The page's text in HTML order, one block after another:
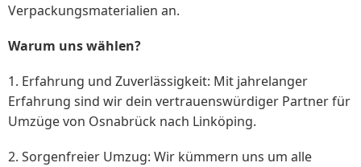
Verpackungsmaterialien an.
Warum uns wählen?
1. Erfahrung und Zuverlässigkeit: Mit jahrelanger
Erfahrung sind wir dein vertrauenswürdiger Partner für
Umzüge von Osnabrück nach Linköping.
2. Sorgenfreier Umzug: Wir kümmern uns um alle